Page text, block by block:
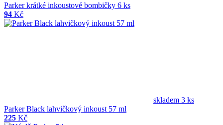
Parker krátké inkoustové bombičky 6 ks
94 Kč
skladem 3 ks
Parker Black lahvičkový inkoust 57 ml
225 Kč